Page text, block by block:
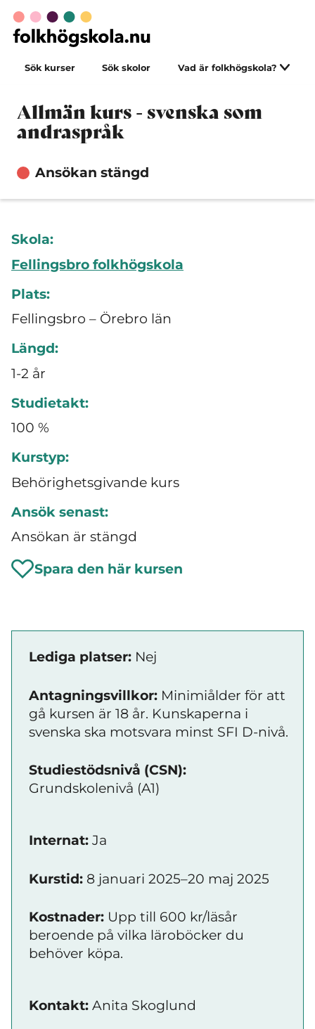
Sök kurser Sök skolor Vad är folkhögskola?
Allmän kurs - svenska som
andraspråk
Ansökan stängd
Skola:
Fellingsbro folkhögskola
Plats:
Fellingsbro – Örebro län
Längd:
1-2 år
Studietakt:
100 %
Kurstyp:
Behörighetsgivande kurs
Ansök senast:
Ansökan är stängd
Spara den här kursen
Lediga platser: Nej
Antagningsvillkor: Minimiålder för att
gå kursen är 18 år. Kunskaperna i
svenska ska motsvara minst SFI D-nivå.
Studiestödsnivå (CSN):
Grundskolenivå (A1)
Internat: Ja
Kurstid: 8 januari 2025–20 maj 2025
Kostnader: Upp till 600 kr/läsår
beroende på vilka läroböcker du
behöver köpa.
Kontakt: Anita Skoglund